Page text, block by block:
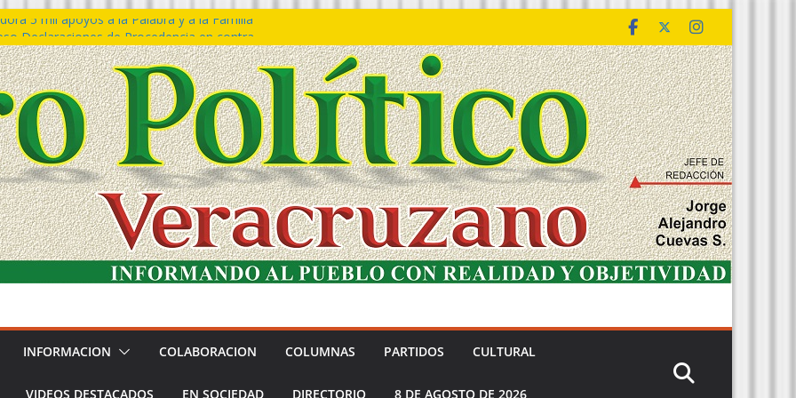
5 mil apoyos a la Palabra y a la Familia
Declaraciones de Procedencia en contra
𝙂𝙤𝙗𝙞𝙚𝙧𝙣𝙤 𝙙𝙚𝙡 𝙀𝙨𝙩𝙖𝙙𝙤 𝙖 𝙙𝙞𝙨𝙛𝙧𝙪𝙩𝙖𝙧
𝙙𝙚𝙡 𝙈𝙖𝙧 𝙚𝙣 𝘾𝙤𝙖𝙩𝙯𝙖𝙘𝙤𝙖𝙡𝙘𝙤𝙨
de policías con vocación de servicio y
SSP
Bravo rechaza acusaciones y asegura que
solicitud de desafuero
INFORMACION COLABORACION COLUMNAS PARTIDOS CULTURAL
VIDEOS DESTACADOS EN SOCIEDAD DIRECTORIO 8 DE AGOSTO DE 2026